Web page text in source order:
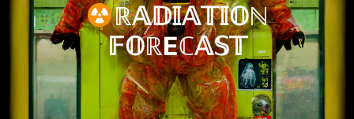
ℝ𝔸𝔻𝕀𝔸𝕋𝕀𝕆ℕ
𝔽𝕆ℝEℂ𝔸𝕊𝕋